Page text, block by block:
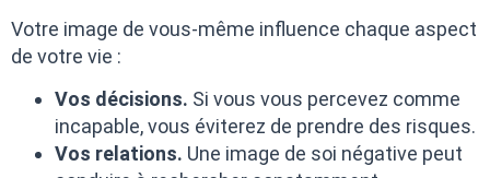
Votre image de vous-même influence chaque aspect
de votre vie :
Vos décisions. Si vous vous percevez comme
incapable, vous éviterez de prendre des risques.
Vos relations. Une image de soi négative peut